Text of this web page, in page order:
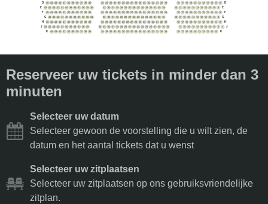
9
10
11
12
13
14
15
16
17
18
19
20
21
22
23
24
25
26
27
28
29
30
31
32
33
34
35
36
37
38
39
40
41
42
43
44
45
D D
9
10
11
12
13
14
15
16
17
18
19
20
21
22
23
24
25
26
27
28
29
30
31
32
33
34
35
36
37
38
39
40
41
42
43
44
45
E E
9
10
11
12
13
14
15
16
17
18
19
20
21
22
23
24
25
26
27
28
29
30
31
32
33
34
35
36
37
38
39
40
41
42
43
44
45
F F
9
10
11
12
13
14
15
16
17
18
19
20
21
22
23
24
25
26
27
28
29
30
31
32
33
34
35
36
37
38
39
40
41
42
43
44
G G
9
10
11
12
13
14
15
16
17
18
19
20
21
22
23
24
25
26
27
28
29
30
31
32
33
34
35
36
37
38
39
40
41
42
43
44
45
H H
7
9
10
11
12
13
14
15
16
17
18
19
20
21
22
23
24
25
26
27
28
29
30
31
32
33
34
35
36
37
38
39
40
41
42
43
44
45
J J
9
10
11
12
13
14
15
16
17
18
19
20
21
22
23
24
25
26
27
28
29
30
31
32
33
34
35
36
37
38
39
40
41
42
43
44
K K
Reserveer uw tickets in minder dan 3
minuten
Selecteer uw datum
Selecteer gewoon de voorstelling die u wilt zien, de
datum en het aantal tickets dat u wenst
Selecteer uw zitplaatsen
Selecteer uw zitplaatsen op ons gebruiksvriendelijke
zitplan.